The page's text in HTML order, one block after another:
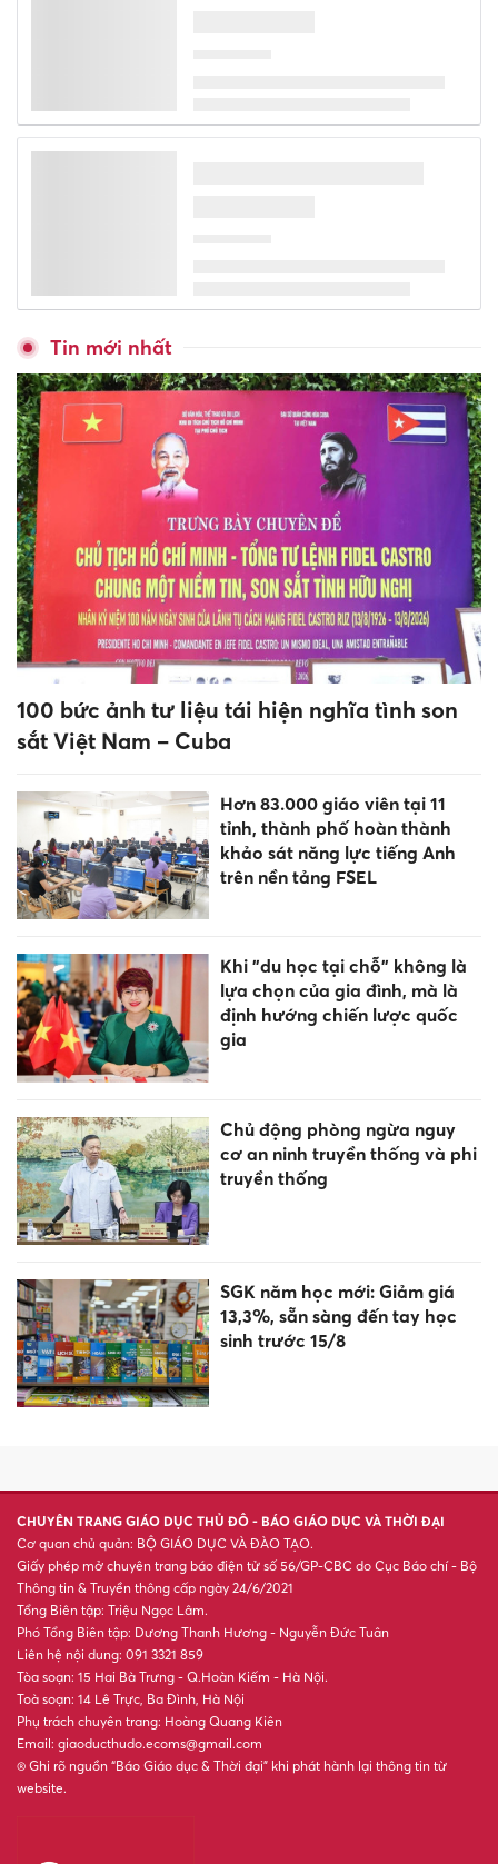
Tin mới nhất
100 bức ảnh tư liệu tái hiện nghĩa tình son
sắt Việt Nam – Cuba
Hơn 83.000 giáo viên tại 11
tỉnh, thành phố hoàn thành
khảo sát năng lực tiếng Anh
trên nền tảng FSEL
Khi "du học tại chỗ" không là
lựa chọn của gia đình, mà là
định hướng chiến lược quốc
gia
Chủ động phòng ngừa nguy
cơ an ninh truyền thống và phi
truyền thống
SGK năm học mới: Giảm giá
13,3%, sẵn sàng đến tay học
sinh trước 15/8
CHUYÊN TRANG GIÁO DỤC THỦ ĐÔ - BÁO GIÁO DỤC VÀ THỜI ĐẠI
Cơ quan chủ quản: BỘ GIÁO DỤC VÀ ĐÀO TẠO.
Giấy phép mở chuyên trang báo điện tử số 56/GP-CBC do Cục Báo chí - Bộ
Thông tin & Truyền thông cấp ngày 24/6/2021
Tổng Biên tập: Triệu Ngọc Lâm.
Phó Tổng Biên tập: Dương Thanh Hương - Nguyễn Đức Tuân
Liên hệ nội dung: 091 3321 859
Tòa soạn: 15 Hai Bà Trưng - Q.Hoàn Kiếm - Hà Nội.
Toà soạn: 14 Lê Trực, Ba Đình, Hà Nội
Phụ trách chuyên trang: Hoàng Quang Kiên
Email: giaoducthudo.ecoms@gmail.com
® Ghi rõ nguồn “Báo Giáo dục & Thời đại” khi phát hành lại thông tin từ
website.